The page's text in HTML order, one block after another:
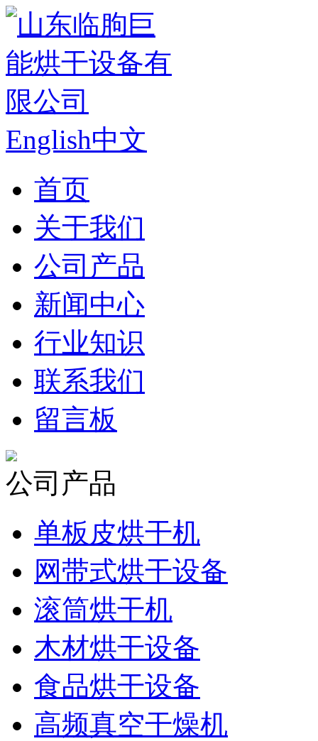
English中文
首页
关于我们
公司产品
新闻中心
行业知识
联系我们
留言板
公司产品
单板皮烘干机
网带式烘干设备
滚筒烘干机
木材烘干设备
食品烘干设备
高频真空干燥机